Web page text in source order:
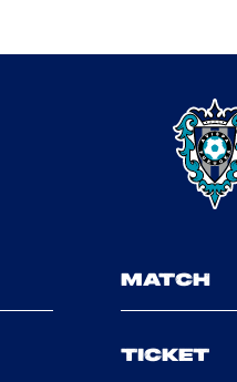
MATCH
TICKET